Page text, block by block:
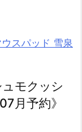
スパッド 雪泉
モクッシ
月予約》